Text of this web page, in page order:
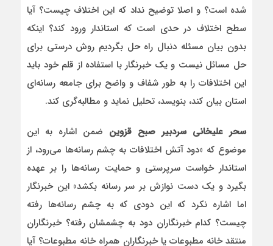
شده است؟ و اصلا توضیح نداد که این اختلاف چیست؟ آیا
سطح اختلاف در حدی است که استاندار ورود کند؟ اینکه
بدون بیان مسئله دنبال راه حل بگردیم روش درستی برای
حل مسائل نیست و یک خبرنگار با استفاده از قلم خود باید
این اختلافات را به طور شفاف و واضح برای جامعه رسانه‌ای
استان بیان کند، بنویسد، تحلیل نماید و مطالبه‌گری کند.
سحر علیخانی سردبیر صبح قزوین ضمن اشاره به این
موضوع که «دود آتش اختلافات به چشم رسانه‌ها می‌رود، از
استاندار خواست سرپرستی و حمایت رسانه‌ها را بر عهده
بگیرد و یک دست نوازش بر سر رسانه بکشد» این خبرنگار
اما اشاره نکرد که این دودی که به چشم رسانه‌ها رفته
چیست؟ کدام خبرنگاران دود به چشمشان رفته؟ خبرنگاران
منتقد خانه مطبوعات یا خبرنگاران همراه خانه مطبوعات؟ آیا